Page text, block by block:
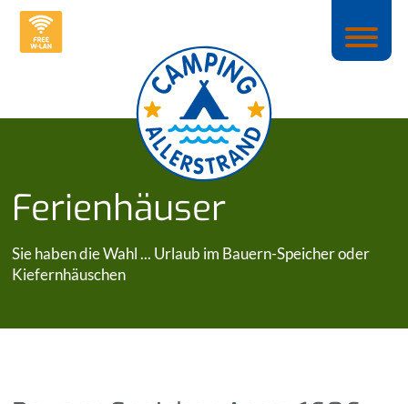
Ferienhäuser
Sie haben die Wahl ... Urlaub im Bauern-Speicher oder
Kiefernhäuschen